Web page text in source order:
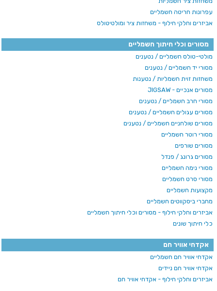
עפרונות חריטה חשמליים
אביזרים וחלקי חילוף - משחזות ציר ומולטיטולס
מסורים וכלי חיתוך חשמליים
מולטי-טולס חשמליים / נטענים
מסורי יד חשמליים / נטענים
משחזות זוית חשמליות / נטענות
מסורים אנכיים - JIGSAW
מסורי חרב חשמליים / נטענים
מסורים עגולים חשמליים / נטענים
מסורים שולחניים חשמליים / נטענים
מסורי רוטר חשמליים
מסורים שורפים
מסורים גרונג / פנדל
מסורי נימה חשמליים
מסורי סרט חשמליים
מקצועות חשמליים
מחברי ביסקווטים חשמליים
אביזרים וחלקי חילוף - מסורים וכלי חיתוך חשמליים
כלי חיתוך שונים
אקדחי אוויר חם
אקדחי אוויר חם חשמליים
אקדחי אוויר חם ניידים
אביזרים וחלקי חילוף - אקדחי אוויר חם